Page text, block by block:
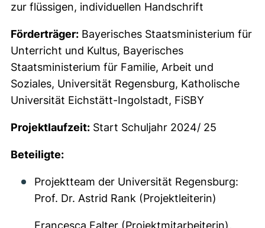
zur flüssigen, individuellen Handschrift
Förderträger: Bayerisches Staatsministerium für
Unterricht und Kultus, Bayerisches
Staatsministerium für Familie, Arbeit und
Soziales, Universität Regensburg, Katholische
Universität Eichstätt-Ingolstadt, FiSBY
Projektlaufzeit: Start Schuljahr 2024/ 25
Beteiligte:
Projektteam der Universität Regensburg:
Prof. Dr. Astrid Rank (Projektleiterin)
Francesca Falter (Projektmitarbeiterin),